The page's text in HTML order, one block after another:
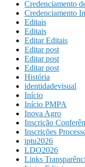
Credenciamento
Credenciamento
Editais
Editais
Editar Editais
Editar post
Editar post
Editar post
História
identidadevisual
Início
Início PMPA
Inova Agro
Inscrição
Inscrições
iptu2026
LDO2026
Links